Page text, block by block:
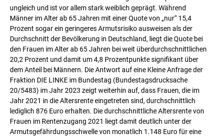
ungleich und ist vor allem stark weiblich geprägt. Während
Männer im Alter ab 65 Jahren mit einer Quote von „nur“ 15,4
Prozent sogar ein geringeres Armutsrisiko ausweisen als der
Durchschnitt der Bevölkerung in Deutschland, liegt die Quote bei
den Frauen im Alter ab 65 Jahren bei weit überdurchschnittlichen
20,2 Prozent und damit um 4,8 Prozentpunkte signifikant über
dem Anteil bei Männern. Die Antwort auf eine Kleine Anfrage der
Fraktion DIE LINKE im Bundestag (Bundestagsdrucksache
20/5483) im Jahr 2023 zeigt weiterhin auf, dass Frauen, die im
Jahr 2021 in die Altersrente eingetreten sind, durchschnittlich
lediglich 876 Euro erhalten. Die durchschnittliche Altersrente von
Frauen im Rentenzugang 2021 liegt damit deutlich unter der
Armutsgefährdungsschwelle von monatlich 1.148 Euro für eine